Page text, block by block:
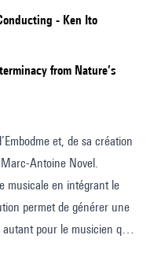
- Ken Ito
from Nature’s
et, de sa création
Antoine Novel.
musicale en intégrant le
permet de générer une
pour le musicien que